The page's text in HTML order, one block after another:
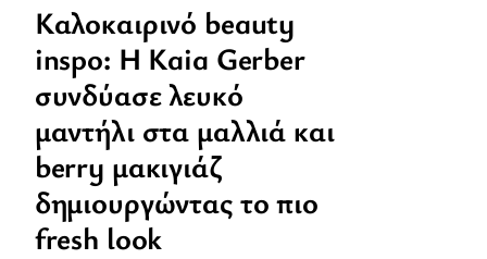
Καλοκαιρινό beauty
inspo: Η Kaia Gerber
συνδύασε λευκό
μαντήλι στα μαλλιά και
berry μακιγιάζ
δημιουργώντας το πιο
fresh look